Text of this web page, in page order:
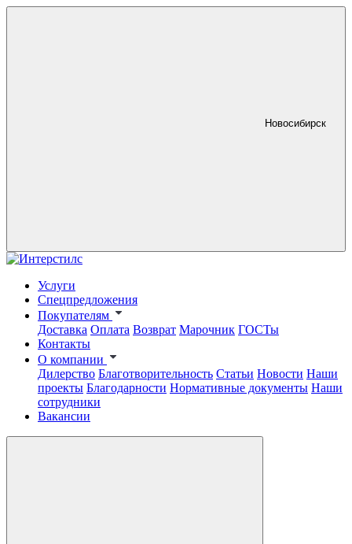
Новосибирск
Услуги
Спецпредложения
Покупателям
Доставка Оплата Возврат Марочник ГОСТы
Контакты
О компании
Дилерство Благотворительность Статьи Новости Наши
проекты Благодарности Нормативные документы Наши
сотрудники
Вакансии